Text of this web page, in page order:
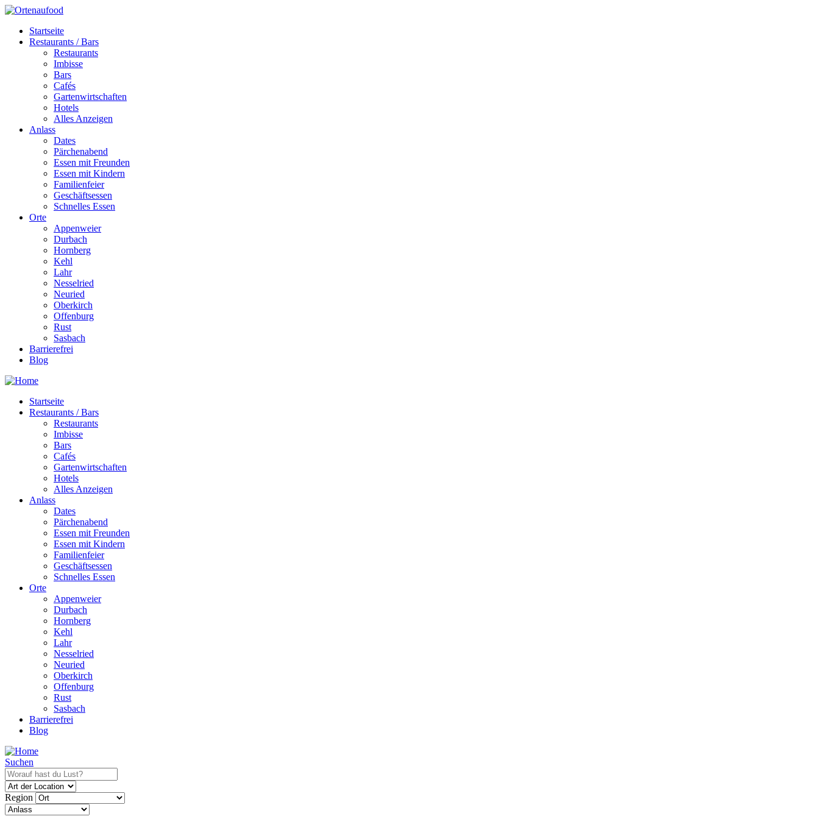
Startseite
Restaurants / Bars
Restaurants
Imbisse
Bars
Cafés
Gartenwirtschaften
Hotels
Alles Anzeigen
Anlass
Dates
Pärchenabend
Essen mit Freunden
Essen mit Kindern
Familienfeier
Geschäftsessen
Schnelles Essen
Orte
Appenweier
Durbach
Hornberg
Kehl
Lahr
Nesselried
Neuried
Oberkirch
Offenburg
Rust
Sasbach
Barrierefrei
Blog
Startseite
Restaurants / Bars
Restaurants
Imbisse
Bars
Cafés
Gartenwirtschaften
Hotels
Alles Anzeigen
Anlass
Dates
Pärchenabend
Essen mit Freunden
Essen mit Kindern
Familienfeier
Geschäftsessen
Schnelles Essen
Orte
Appenweier
Durbach
Hornberg
Kehl
Lahr
Nesselried
Neuried
Oberkirch
Offenburg
Rust
Sasbach
Barrierefrei
Blog
Suchen
Region